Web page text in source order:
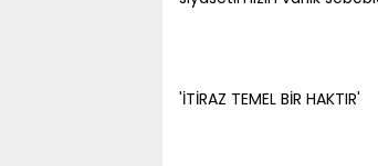
'İTİRAZ TEMEL BİR HAKTIR'